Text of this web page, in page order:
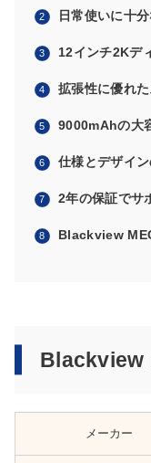
日常使いに十
12インチ2Kデ
拡張性に優れ
9000mAhの大
仕様とデザイ
2年の保証でサ
Blackview
Blackview
メーカー